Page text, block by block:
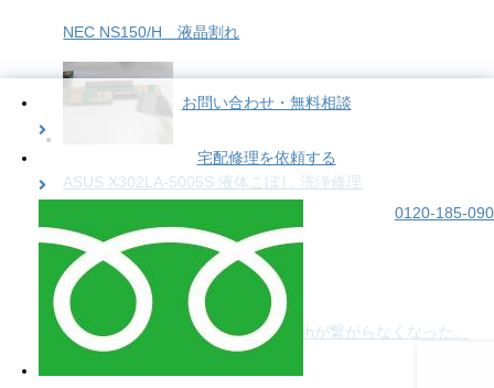
NEC NS150/H 液晶割れ
ASUS X302LA-5005S 液体こぼし 洗浄修理
NEC PC-NS150NAB Wifiとbluetoothが繋がらなくなった。
お問い合わせ・無料相談
宅配修理を依頼する
0120-185-090